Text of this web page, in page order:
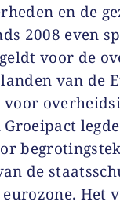
en de
2008 even
voor de
van de
voor
de
Het